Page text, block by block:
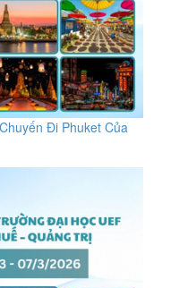
Đi Phuket Của